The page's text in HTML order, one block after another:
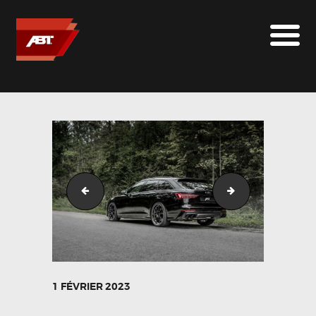
ABT SPORTSLINE FRANCE
MARQUES
LE SUR-MESURE
ABT
CONTACT
Audi_S6_Avant_ABT_DR21_schwarz-5
1 FÉVRIER 2023